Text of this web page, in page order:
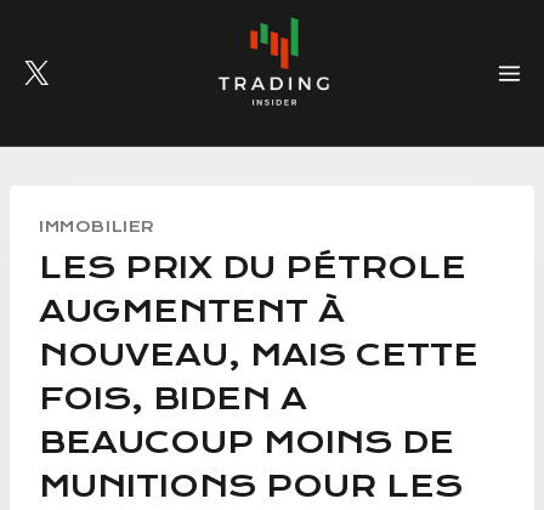
content
IMMOBILIER
LES PRIX DU PÉTROLE
AUGMENTENT À
NOUVEAU, MAIS CETTE
FOIS, BIDEN A
BEAUCOUP MOINS DE
MUNITIONS POUR LES